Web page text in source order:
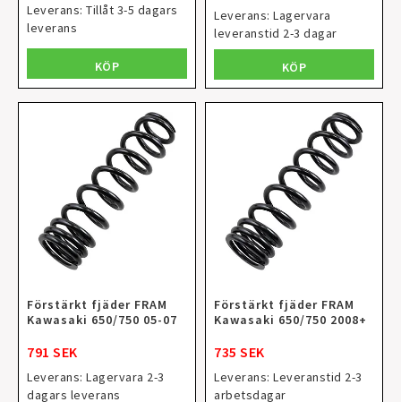
Leverans: Tillåt 3-5 dagars
leverans
KÖP
Leverans: Lagervara
leveranstid 2-3 dagar
KÖP
Förstärkt fjäder FRAM
Kawasaki 650/750 05-07
791 SEK
Leverans: Lagervara 2-3
dagars leverans
Förstärkt fjäder FRAM
Kawasaki 650/750 2008+
735 SEK
Leverans: Leveranstid 2-3
arbetsdagar